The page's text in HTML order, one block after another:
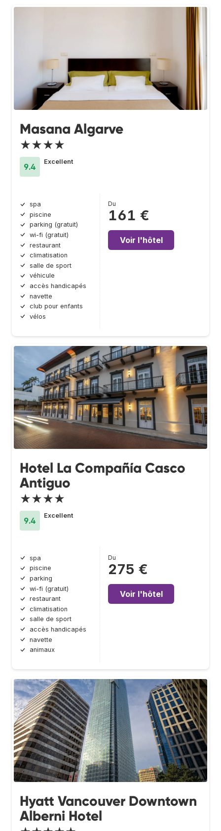
Masana Algarve
★★★★
9.4
Excellent
spa
piscine
parking (gratuit)
wi-fi (gratuit)
restaurant
climatisation
salle de sport
véhicule
accès handicapés
navette
club pour enfants
vélos
Du
161 €
Voir l'hôtel
Hotel La Compañía Casco
Antiguo
★★★★
9.4
Excellent
spa
piscine
parking
wi-fi (gratuit)
restaurant
climatisation
salle de sport
accès handicapés
navette
animaux
Du
275 €
Voir l'hôtel
Hyatt Vancouver Downtown
Alberni Hotel